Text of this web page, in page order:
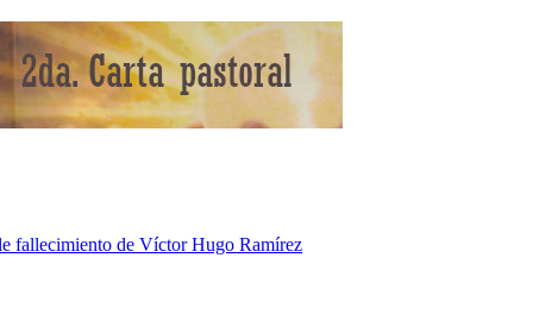
fallecimiento de Víctor Hugo Ramírez